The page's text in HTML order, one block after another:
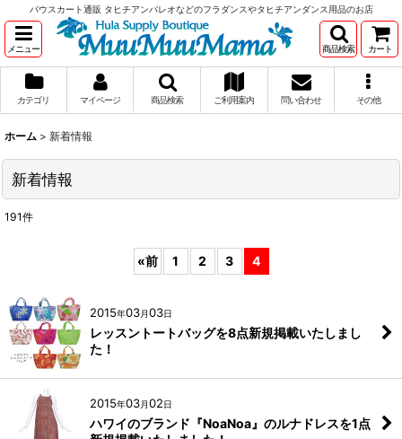
パウスカート通販 タヒチアンパレオなどのフラダンスやタヒチアンダンス用品のお店
メニュー 商品検索 カート
カテゴリ マイページ 商品検索 ご利用案内 問い合わせ その他
ホーム > 新着情報
新着情報
191件
«前 1 2 3 4
2015年03月03日
レッスントートバッグを8点新規掲載いたしまし
た！
2015年03月02日
ハワイのブランド『NoaNoa』のルナドレスを1点